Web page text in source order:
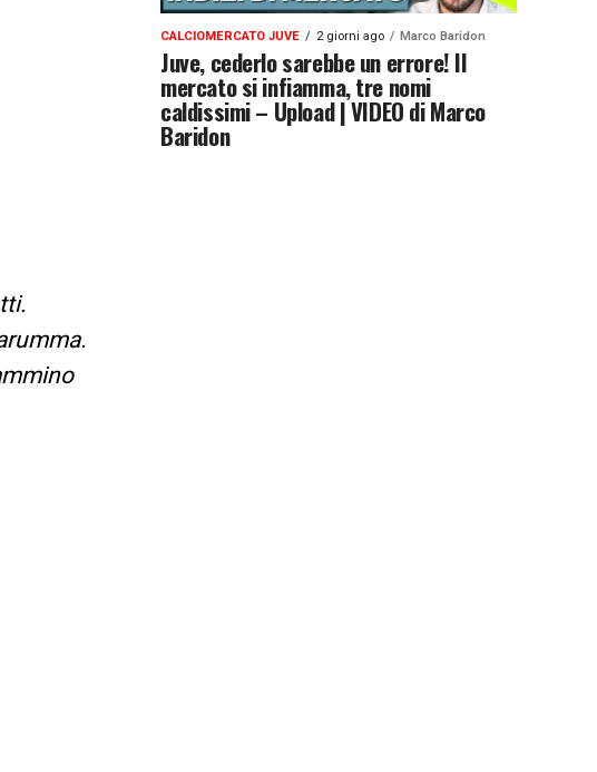
CALCIOMERCATO JUVE 2 giorni ago Marco Baridon
Juve, cederlo sarebbe un errore! Il
mercato si infiamma, tre nomi
caldissimi – Upload | VIDEO di Marco
Baridon